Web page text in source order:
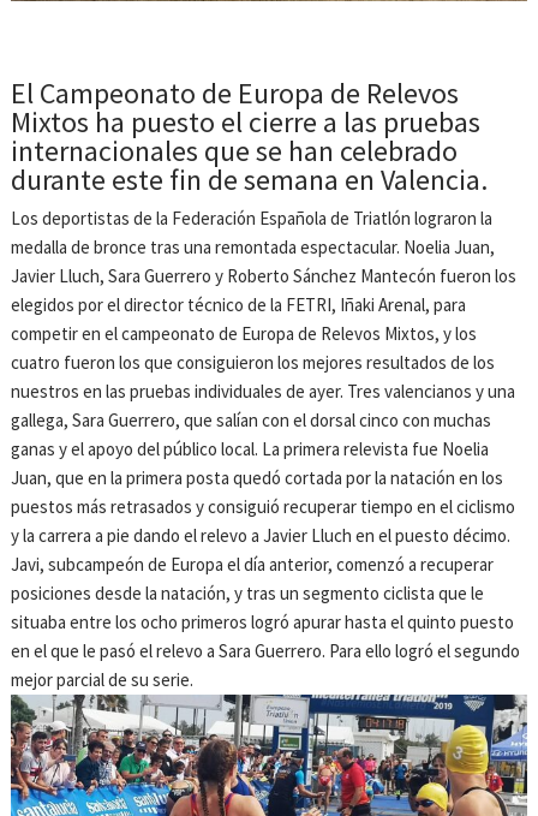
El Campeonato de Europa de Relevos
Mixtos ha puesto el cierre a las pruebas
internacionales que se han celebrado
durante este fin de semana en Valencia.
Los deportistas de la Federación Española de Triatlón lograron la
medalla de bronce tras una remontada espectacular. Noelia Juan,
Javier Lluch, Sara Guerrero y Roberto Sánchez Mantecón fueron los
elegidos por el director técnico de la FETRI, Iñaki Arenal, para
competir en el campeonato de Europa de Relevos Mixtos, y los
cuatro fueron los que consiguieron los mejores resultados de los
nuestros en las pruebas individuales de ayer. Tres valencianos y una
gallega, Sara Guerrero, que salían con el dorsal cinco con muchas
ganas y el apoyo del público local. La primera relevista fue Noelia
Juan, que en la primera posta quedó cortada por la natación en los
puestos más retrasados y consiguió recuperar tiempo en el ciclismo
y la carrera a pie dando el relevo a Javier Lluch en el puesto décimo.
Javi, subcampeón de Europa el día anterior, comenzó a recuperar
posiciones desde la natación, y tras un segmento ciclista que le
situaba entre los ocho primeros logró apurar hasta el quinto puesto
en el que le pasó el relevo a Sara Guerrero. Para ello logró el segundo
mejor parcial de su serie.